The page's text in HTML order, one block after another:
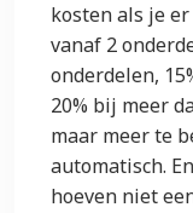
kosten als je
vanaf 2
onderdelen,
20% bij meer
maar meer te
automatisch.
hoeven niet